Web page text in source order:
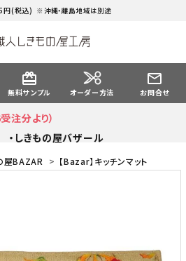
円(税込) ※沖縄・離島地域は別途
card_giftcard
無料サンプル オーダー方法
mail_outline
お問合せ
注分より）
・しきもの屋バザール
BAZAR > 【Bazar】キッチンマット